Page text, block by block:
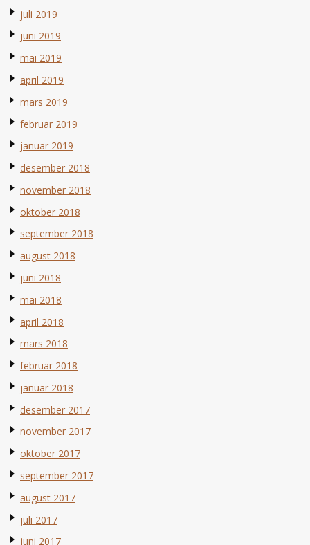
juli 2019
juni 2019
mai 2019
april 2019
mars 2019
februar 2019
januar 2019
desember 2018
november 2018
oktober 2018
september 2018
august 2018
juni 2018
mai 2018
april 2018
mars 2018
februar 2018
januar 2018
desember 2017
november 2017
oktober 2017
september 2017
august 2017
juli 2017
juni 2017